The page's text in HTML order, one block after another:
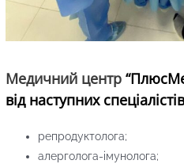
Медичний центр
від наступних
репродуктолога;
алерголога-імунолога;